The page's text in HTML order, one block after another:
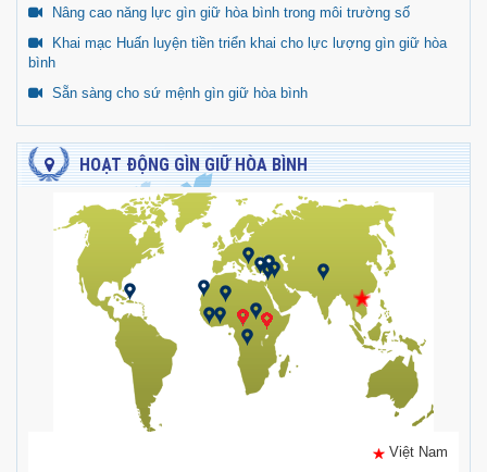
Nâng cao năng lực gìn giữ hòa bình trong môi trường số
Khai mạc Huấn luyện tiền triển khai cho lực lượng gìn giữ hòa
bình
Sẵn sàng cho sứ mệnh gìn giữ hòa bình
HOẠT ĐỘNG GÌN GIỮ HÒA BÌNH
Việt Nam